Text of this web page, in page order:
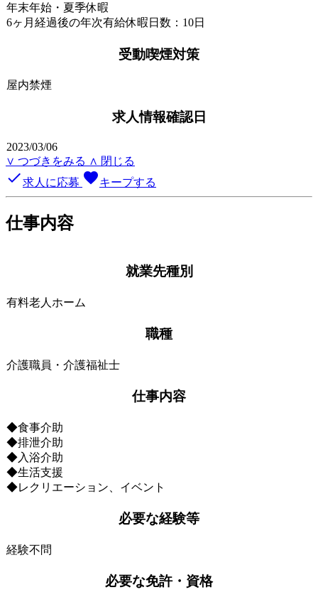
年末年始・夏季休暇
6ヶ月経過後の年次有給休暇日数：10日
受動喫煙対策
屋内禁煙
求人情報確認日
2023/03/06
∨ つづきをみる ∧ 閉じる
done求人に応募 favoriteキープする
仕事内容
就業先種別
有料老人ホーム
職種
介護職員・介護福祉士
仕事内容
◆食事介助
◆排泄介助
◆入浴介助
◆生活支援
◆レクリエーション、イベント
必要な経験等
経験不問
必要な免許・資格